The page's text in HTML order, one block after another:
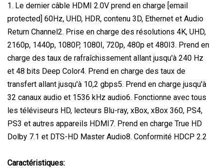
1. Le dernier câble HDMI 2.0V prend en charge [email
protected] 60Hz, UHD, HDR, contenu 3D, Ethernet et Audio
Return Channel2. Prise en charge des résolutions 4K, UHD,
2160p, 1440p, 1080P, 1080I, 720p, 480p et 480I3. Prend en
charge des taux de rafraîchissement allant jusqu'à 240 Hz
et 48 bits Deep Color4. Prend en charge des taux de
transfert allant jusqu'à 10,2 gbps5. Prend en charge jusqu'à
32 canaux audio et 1536 kHz audio6. Fonctionne avec tous
les téléviseurs HD, lecteurs Blu-ray, xBox, xBox 360, PS4,
PS3 et autres appareils HDMI7. Prend en charge True HD
Dolby 7.1 et DTS-HD Master Audio8. Conformité HDCP 2.2
Caractéristiques: